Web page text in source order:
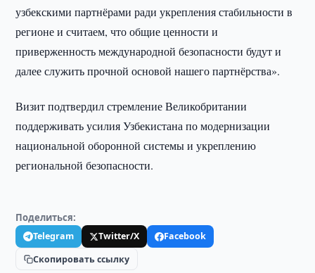
узбекскими партнёрами ради укрепления стабильности в
регионе и считаем, что общие ценности и
приверженность международной безопасности будут и
далее служить прочной основой нашего партнёрства».
Визит подтвердил стремление Великобритании
поддерживать усилия Узбекистана по модернизации
национальной оборонной системы и укреплению
региональной безопасности.
Поделиться:
Telegram Twitter/X
Facebook
Скопировать ссылку